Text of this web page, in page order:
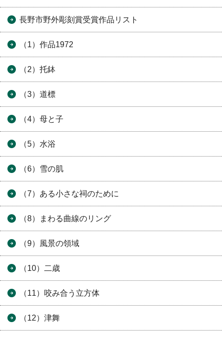
長野市野外彫刻賞受賞作品リスト
（1）作品1972
（2）托鉢
（3）道標
（4）母と子
（5）水浴
（6）雪の肌
（7）ある小さな祠のために
（8）まわる曲線のリング
（9）風景の領域
（10）二歳
（11）咬み合う立方体
（12）津舞